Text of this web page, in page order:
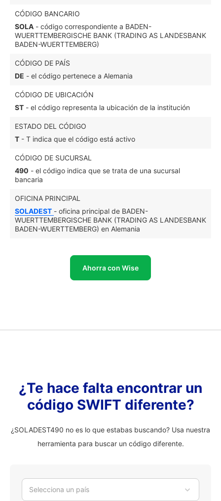
CÓDIGO BANCARIO
SOLA - código correspondiente a BADEN-
WUERTTEMBERGISCHE BANK (TRADING AS LANDESBANK
BADEN-WUERTTEMBERG)
CÓDIGO DE PAÍS
DE - el código pertenece a Alemania
CÓDIGO DE UBICACIÓN
ST - el código representa la ubicación de la institución
ESTADO DEL CÓDIGO
T - T indica que el código está activo
CÓDIGO DE SUCURSAL
490 - el código indica que se trata de una sucursal
bancaria
OFICINA PRINCIPAL
SOLADEST - oficina principal de BADEN-
WUERTTEMBERGISCHE BANK (TRADING AS LANDESBANK
BADEN-WUERTTEMBERG) en Alemania
Ahorra con Wise
¿Te hace falta encontrar un
código SWIFT diferente?
¿SOLADEST490 no es lo que estabas buscando? Usa nuestra
herramienta para buscar un código diferente.
Selecciona un país